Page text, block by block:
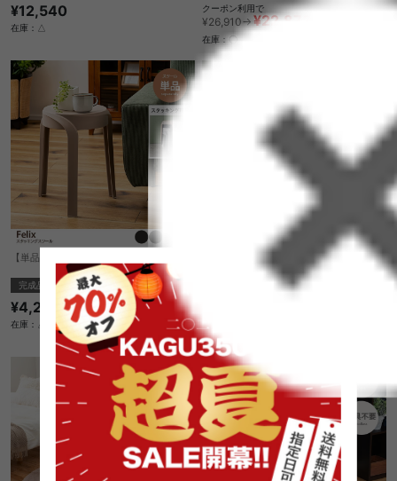
¥12,540
在庫：△
クーポン利用で
¥26,910→¥22,873
在庫：〇
【単品】スツール
完成品
¥4,280
在庫：△
【単品】Hexa ラウンドチェア
在庫：〇